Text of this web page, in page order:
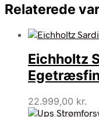
Relaterede
Eichholtz
22.999,00 kr.